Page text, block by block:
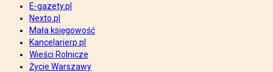
E-gazety.pl
Nexto.pl
Mała księgowość
Kancelarierp.pl
Wieści Rolnicze
Życie Warszawy